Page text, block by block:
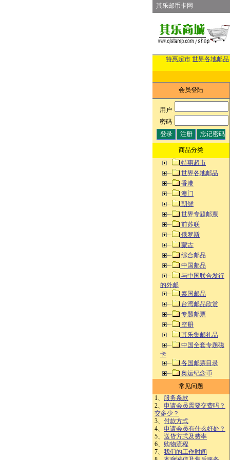
其乐邮币卡网
特惠超市 世界各地邮品
会员登陆
用户:
密码:
商品分类
特惠超市
世界各地邮品
香港
澳门
朝鲜
世界专题邮票
前苏联
俄罗斯
蒙古
综合邮品
中国邮品
与中国联合发行
的外邮
泰国邮品
台湾邮品欣赏
专题邮票
空册
其乐集邮礼品
中国全套专题磁
卡
各国邮票目录
奥运纪念币
常见问题
1、 服务条款
2、 申请会员需要交费吗？
交多少？
3、 付款方式
4、 申请会员有什么好处？
5、 送货方式及费率
6、 购物流程
7、 我们的工作时间